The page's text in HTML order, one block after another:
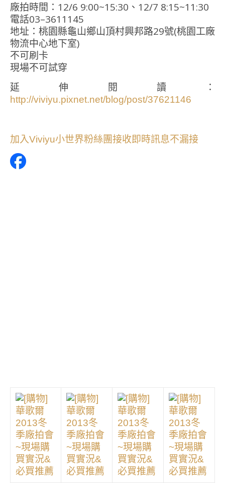
廠拍時間：12/6 9:00~15:30、12/7 8:15~11:30
電話03–3611145
地址：桃園縣龜山鄉山頂村興邦路29號(桃園工廠
物流中心地下室)
不可刷卡
現場不可試穿
延伸閱讀：
http://viviyu.pixnet.net/blog/post/37621146
加入Viviyu小世界粉絲團接收即時訊息不漏接